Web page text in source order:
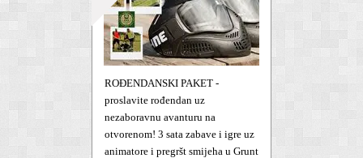
ROĐENDANSKI PAKET -
proslavite rođendan uz
nezaboravnu avanturu na
otvorenom! 3 sata zabave i igre uz
animatore i pregršt smijeha u Grunt